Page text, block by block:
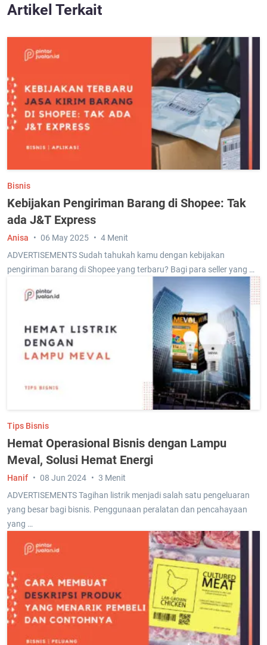
Artikel Terkait
Bisnis
Kebijakan Pengiriman Barang di Shopee: Tak
ada J&T Express
ADVERTISEMENTS Sudah tahukah kamu dengan kebijakan
pengiriman barang di Shopee yang terbaru? Bagi para seller yang …
Anisa 06 May 2025 4 Menit
Tips Bisnis
Hemat Operasional Bisnis dengan Lampu
Meval, Solusi Hemat Energi
ADVERTISEMENTS Tagihan listrik menjadi salah satu pengeluaran
yang besar bagi bisnis. Penggunaan peralatan dan pencahayaan
yang …
Hanif 08 Jun 2024 3 Menit